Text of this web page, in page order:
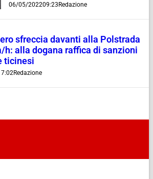
06/05/202209:23Redazione
sfreccia davanti alla Polstrada
h: alla dogana raffica di sanzioni
ticinesi
Redazione